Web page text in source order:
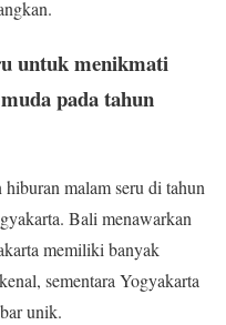
untuk menikmati
pada tahun
malam seru di tahun
Bali menawarkan
memiliki banyak
sementara Yogyakarta
unik.